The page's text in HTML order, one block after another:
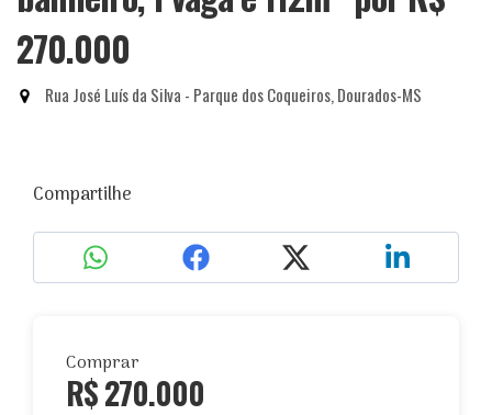
270.000
Rua José Luís da Silva - Parque dos Coqueiros, Dourados-MS
Compartilhe
Comprar
R$ 270.000